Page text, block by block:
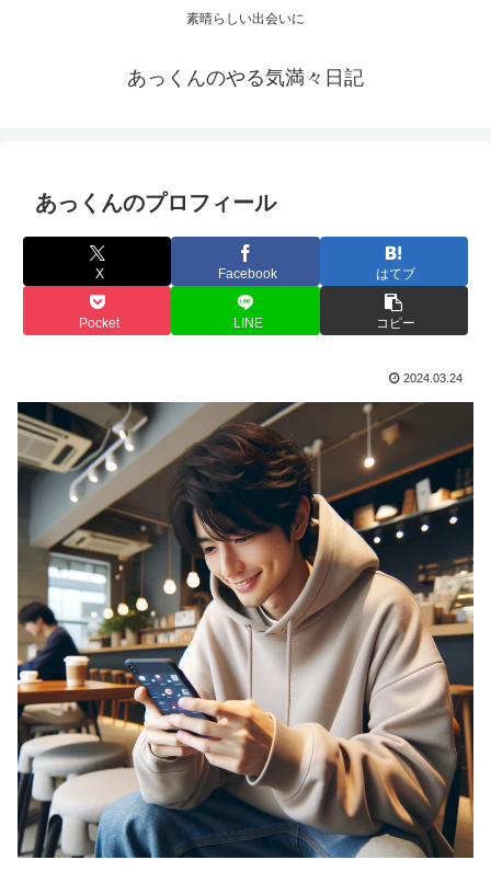
素晴らしい出会いに
あっくんのやる気満々日記
あっくんのプロフィール
X Facebook はてブ
Pocket LINE コピー
2024.03.24